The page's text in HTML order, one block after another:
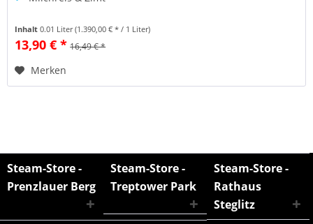
Inhalt0.01 Liter(1.390,00 € * / 1 Liter)
13,90 € * 16,49 € *
Merken
Steam-Store -
Prenzlauer Berg
Steam-Store -
Treptower Park
Steam-Store -
Rathaus
Steglitz